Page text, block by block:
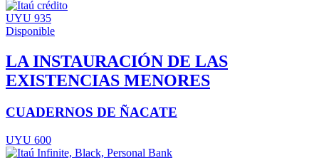
UYU 935
Disponible
LA INSTAURACIÓN DE LAS
EXISTENCIAS MENORES
CUADERNOS DE ÑACATE
UYU 600